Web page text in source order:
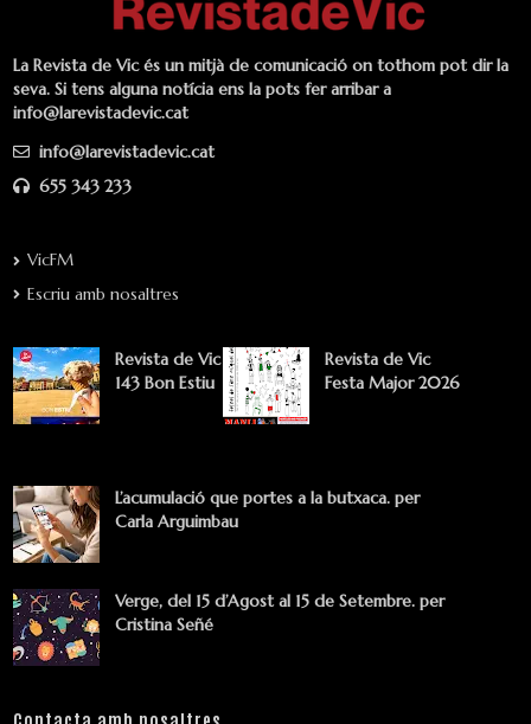
La Revista de Vic és un mitjà de comunicació on tothom pot dir la
seva. Si tens alguna notícia ens la pots fer arribar a
info@larevistadevic.cat
info@larevistadevic.cat
655 343 233
VicFM
Escriu amb nosaltres
Revista de Vic
143 Bon Estiu
Revista de Vic
Festa Major 2026
L’acumulació que portes a la butxaca. per
Carla Arguimbau
Verge, del 15 d’Agost al 15 de Setembre. per
Cristina Señé